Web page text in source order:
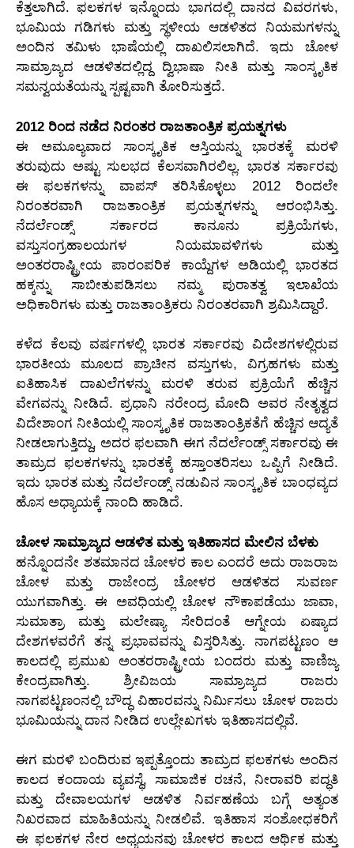
ಕೆತ್ತಲಾಗಿದೆ. ಫಲಕಗಳ ಇನ್ನೊಂದು ಭಾಗದಲ್ಲಿ ದಾನದ ವಿವರಗಳು,
ಭೂಮಿಯ ಗಡಿಗಳು ಮತ್ತು ಸ್ಥಳೀಯ ಆಡಳಿತದ ನಿಯಮಗಳನ್ನು
ಅಂದಿನ ತಮಿಳು ಭಾಷೆಯಲ್ಲಿ ದಾಖಲಿಸಲಾಗಿದೆ. ಇದು ಚೋಳ
ಸಾಮ್ರಾಜ್ಯದ ಆಡಳಿತದಲ್ಲಿದ್ದ ದ್ವಿಭಾಷಾ ನೀತಿ ಮತ್ತು ಸಾಂಸ್ಕೃತಿಕ
ಸಮನ್ವಯತೆಯನ್ನು ಸ್ಪಷ್ಟವಾಗಿ ತೋರಿಸುತ್ತದೆ.
2012 ರಿಂದ ನಡೆದ ನಿರಂತರ ರಾಜತಾಂತ್ರಿಕ ಪ್ರಯತ್ನಗಳು
ಈ ಅಮೂಲ್ಯವಾದ ಸಾಂಸ್ಕೃತಿಕ ಆಸ್ತಿಯನ್ನು ಭಾರತಕ್ಕೆ ಮರಳಿ
ತರುವುದು ಅಷ್ಟು ಸುಲಭದ ಕೆಲಸವಾಗಿರಲಿಲ್ಲ. ಭಾರತ ಸರ್ಕಾರವು
ಈ ಫಲಕಗಳನ್ನು ವಾಪಸ್ ತರಿಸಿಕೊಳ್ಳಲು 2012 ರಿಂದಲೇ
ನಿರಂತರವಾಗಿ ರಾಜತಾಂತ್ರಿಕ ಪ್ರಯತ್ನಗಳನ್ನು ಆರಂಭಿಸಿತ್ತು.
ನೆದರ್ಲೆಂಡ್ಸ್ ಸರ್ಕಾರದ ಕಾನೂನು ಪ್ರಕ್ರಿಯೆಗಳು,
ವಸ್ತುಸಂಗ್ರಹಾಲಯಗಳ ನಿಯಮಾವಳಿಗಳು ಮತ್ತು
ಅಂತರರಾಷ್ಟ್ರೀಯ ಪಾರಂಪರಿಕ ಕಾಯ್ದೆಗಳ ಅಡಿಯಲ್ಲಿ ಭಾರತದ
ಹಕ್ಕನ್ನು ಸಾಬೀತುಪಡಿಸಲು ನಮ್ಮ ಪುರಾತತ್ವ ಇಲಾಖೆಯ
ಅಧಿಕಾರಿಗಳು ಮತ್ತು ರಾಜತಾಂತ್ರಿಕರು ನಿರಂತರವಾಗಿ ಶ್ರಮಿಸಿದ್ದಾರೆ.
ಕಳೆದ ಕೆಲವು ವರ್ಷಗಳಲ್ಲಿ ಭಾರತ ಸರ್ಕಾರವು ವಿದೇಶಗಳಲ್ಲಿರುವ
ಭಾರತೀಯ ಮೂಲದ ಪ್ರಾಚೀನ ವಸ್ತುಗಳು, ವಿಗ್ರಹಗಳು ಮತ್ತು
ಐತಿಹಾಸಿಕ ದಾಖಲೆಗಳನ್ನು ಮರಳಿ ತರುವ ಪ್ರಕ್ರಿಯೆಗೆ ಹೆಚ್ಚಿನ
ವೇಗವನ್ನು ನೀಡಿದೆ. ಪ್ರಧಾನಿ ನರೇಂದ್ರ ಮೋದಿ ಅವರ ನೇತೃತ್ವದ
ವಿದೇಶಾಂಗ ನೀತಿಯಲ್ಲಿ ಸಾಂಸ್ಕೃತಿಕ ರಾಜತಾಂತ್ರಿಕತೆಗೆ ಹೆಚ್ಚಿನ ಆದ್ಯತೆ
ನೀಡಲಾಗುತ್ತಿದ್ದು, ಅದರ ಫಲವಾಗಿ ಈಗ ನೆದರ್ಲೆಂಡ್ಸ್ ಸರ್ಕಾರವು ಈ
ತಾಮ್ರದ ಫಲಕಗಳನ್ನು ಭಾರತಕ್ಕೆ ಹಸ್ತಾಂತರಿಸಲು ಒಪ್ಪಿಗೆ ನೀಡಿದೆ.
ಇದು ಭಾರತ ಮತ್ತು ನೆದರ್ಲೆಂಡ್ಸ್ ನಡುವಿನ ಸಾಂಸ್ಕೃತಿಕ ಬಾಂಧವ್ಯದ
ಹೊಸ ಅಧ್ಯಾಯಕ್ಕೆ ನಾಂದಿ ಹಾಡಿದೆ.
ಚೋಳ ಸಾಮ್ರಾಜ್ಯದ ಆಡಳಿತ ಮತ್ತು ಇತಿಹಾಸದ ಮೇಲಿನ ಬೆಳಕು
ಹನ್ನೊಂದನೇ ಶತಮಾನದ ಚೋಳರ ಕಾಲ ಎಂದರೆ ಅದು ರಾಜರಾಜ
ಚೋಳ ಮತ್ತು ರಾಜೇಂದ್ರ ಚೋಳರ ಆಡಳಿತದ ಸುವರ್ಣ
ಯುಗವಾಗಿತ್ತು. ಈ ಅವಧಿಯಲ್ಲಿ ಚೋಳ ನೌಕಾಪಡೆಯು ಜಾವಾ,
ಸುಮಾತ್ರಾ ಮತ್ತು ಮಲೇಷ್ಯಾ ಸೇರಿದಂತೆ ಆಗ್ನೇಯ ಏಷ್ಯಾದ
ದೇಶಗಳವರೆಗೆ ತನ್ನ ಪ್ರಭಾವವನ್ನು ವಿಸ್ತರಿಸಿತ್ತು. ನಾಗಪಟ್ಟಣಂ ಆ
ಕಾಲದಲ್ಲಿ ಪ್ರಮುಖ ಅಂತರರಾಷ್ಟ್ರೀಯ ಬಂದರು ಮತ್ತು ವಾಣಿಜ್ಯ
ಕೇಂದ್ರವಾಗಿತ್ತು. ಶ್ರೀವಿಜಯ ಸಾಮ್ರಾಜ್ಯದ ರಾಜರು
ನಾಗಪಟ್ಟಣಂನಲ್ಲಿ ಬೌದ್ಧ ವಿಹಾರವನ್ನು ನಿರ್ಮಿಸಲು ಚೋಳ ರಾಜರು
ಭೂಮಿಯನ್ನು ದಾನ ನೀಡಿದ ಉಲ್ಲೇಖಗಳು ಇತಿಹಾಸದಲ್ಲಿವೆ.
ಈಗ ಮರಳಿ ಬಂದಿರುವ ಇಪ್ಪತ್ತೊಂದು ತಾಮ್ರದ ಫಲಕಗಳು ಅಂದಿನ
ಕಾಲದ ಕಂದಾಯ ವ್ಯವಸ್ಥೆ, ಸಾಮಾಜಿಕ ರಚನೆ, ನೀರಾವರಿ ಪದ್ಧತಿ
ಮತ್ತು ದೇವಾಲಯಗಳ ಆಡಳಿತ ನಿರ್ವಹಣೆಯ ಬಗ್ಗೆ ಅತ್ಯಂತ
ನಿಖರವಾದ ಮಾಹಿತಿಯನ್ನು ನೀಡಲಿವೆ. ಇತಿಹಾಸ ಸಂಶೋಧಕರಿಗೆ
ಈ ಫಲಕಗಳ ನೇರ ಅಧ್ಯಯನವು ಚೋಳರ ಕಾಲದ ಆರ್ಥಿಕ ಮತ್ತು